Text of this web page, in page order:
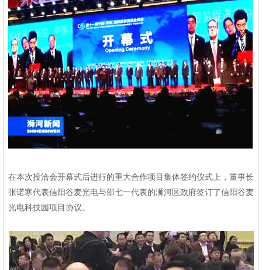
在本次投洽会开幕式后进行的重大合作项目集体签约仪式上，董事长
张诺寒代表信阳谷麦光电与邵七一代表的浉河区政府签订了信阳谷麦
光电科技园项目协议。